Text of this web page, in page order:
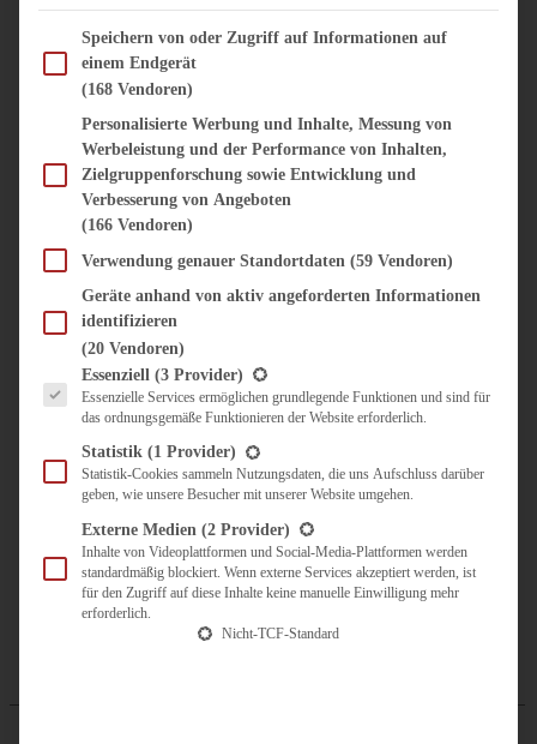
SALATE & SNACKS
SUPPENKASPEREIEN
VORSPEISEN
SÜSS & HERZHAFT
BROTAUFSTRICH
DIPS, SAUCEN, CHUTNEYS
KÜCHENGESCHENKE
UNTERWEGS
KULINARISCH UNTERWEGS
ÜBER MICH
ZUSAMMENARBEIT
Im Folgenden finden Sie eine Liste der Zwecke des IAB Transparency and Consent
Speichern von oder Zugriff auf Informationen auf
einem Endgerät
(168 Vendoren)
Personalisierte Werbung und Inhalte, Messung von
Werbeleistung und der Performance von Inhalten,
Zielgruppenforschung sowie Entwicklung und
Verbesserung von Angeboten
(166 Vendoren)
Verwendung genauer Standortdaten (59 Vendoren)
Geräte anhand von aktiv angeforderten Informationen
identifizieren
(20 Vendoren)
Es folgt eine Liste der Service-Gruppen, für die eine Einwilligung erteilt werden
Essenziell (3 Provider)
Essenzielle Services ermöglichen grundlegende Funktionen und sind für
das ordnungsgemäße Funktionieren der Website erforderlich.
Statistik (1 Provider)
Statistik-Cookies sammeln Nutzungsdaten, die uns Aufschluss darüber
geben, wie unsere Besucher mit unserer Website umgehen.
Externe Medien (2 Provider)
Inhalte von Videoplattformen und Social-Media-Plattformen werden
standardmäßig blockiert. Wenn externe Services akzeptiert werden, ist
für den Zugriff auf diese Inhalte keine manuelle Einwilligung mehr
erforderlich.
Nicht-TCF-Standard